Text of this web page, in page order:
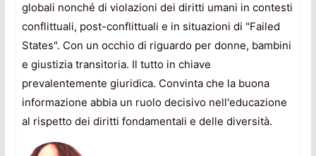
globali nonché di violazioni dei diritti umani in contesti
conflittuali, post-conflittuali e in situazioni di "Failed
States". Con un occhio di riguardo per donne, bambini
e giustizia transitoria. Il tutto in chiave
prevalentemente giuridica. Convinta che la buona
informazione abbia un ruolo decisivo nell'educazione
al rispetto dei diritti fondamentali e delle diversità.